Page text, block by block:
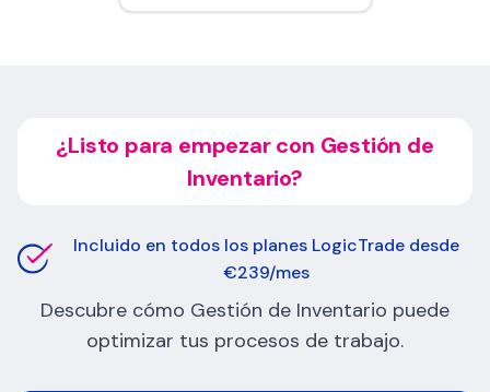
¿Listo para empezar con Gestión de
Inventario?
Incluido en todos los planes LogicTrade desde
€239/mes
Descubre cómo Gestión de Inventario puede
optimizar tus procesos de trabajo.